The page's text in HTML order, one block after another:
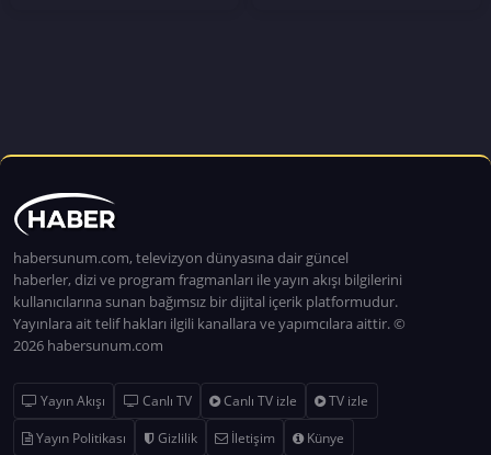
habersunum.com, televizyon dünyasına dair güncel
haberler, dizi ve program fragmanları ile yayın akışı bilgilerini
kullanıcılarına sunan bağımsız bir dijital içerik platformudur.
Yayınlara ait telif hakları ilgili kanallara ve yapımcılara aittir. ©
2026 habersunum.com
Yayın Akışı Canlı TV Canlı TV izle
TV izle
Yayın Politikası
Gizlilik İletişim Künye